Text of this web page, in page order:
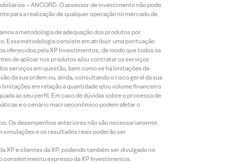
– ANCORD. O assessor de investimento não pode
para a realização de qualquer operação no mercado de
a metodologia de adequação dos produtos por
Essa metodologia consiste em atribuir uma pontuação
oferecidos pela XP Investimentos, de modo que todos os
de aplicar nos produtos e/ou contratar os serviços
serviços em questão, bem como se há limitações de
da sua ordem ou, ainda, consultando o risco geral da sua
em relação à quantidade e/ou volume financeiro
ao seu perfil. Em caso de dúvidas sobre o processo de
e o cenário macroeconômico podem afetar o
Os desempenhos anteriores não são necessariamente
e os resultados reais poderão ser
e clientes da XP, podendo também ser divulgado no
consentimento expresso da XP Investimentos.